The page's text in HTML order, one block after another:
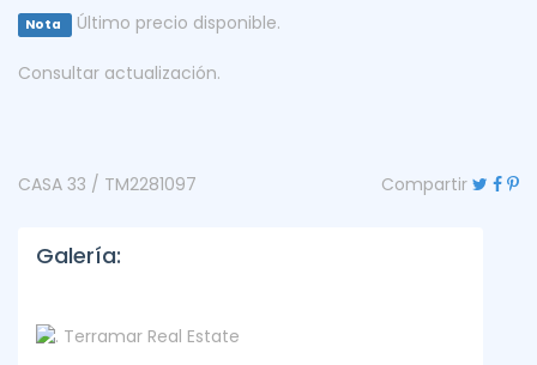
Nota Último precio disponible.
Consultar actualización.
CASA 33 / TM2281097 Compartir
Galería: